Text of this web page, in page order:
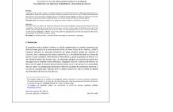
Statistics
Policies